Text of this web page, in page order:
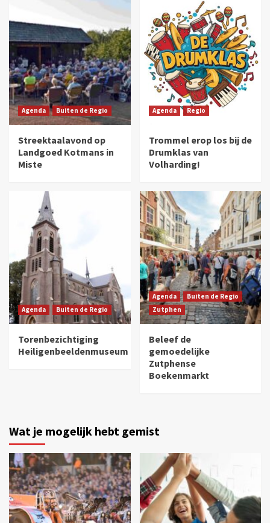
Agenda Buiten de Regio
Streektaalavond op
Landgoed Kotmans in
Miste
Agenda Regio
Trommel erop los bij de
Drumklas van
Volharding!
Agenda Buiten de Regio
Torenbezichtiging
Heiligenbeeldenmuseum
Agenda
Buiten de Regio
Zutphen
Beleef de
gemoedelijke
Zutphense
Boekenmarkt
Wat je mogelijk hebt gemist